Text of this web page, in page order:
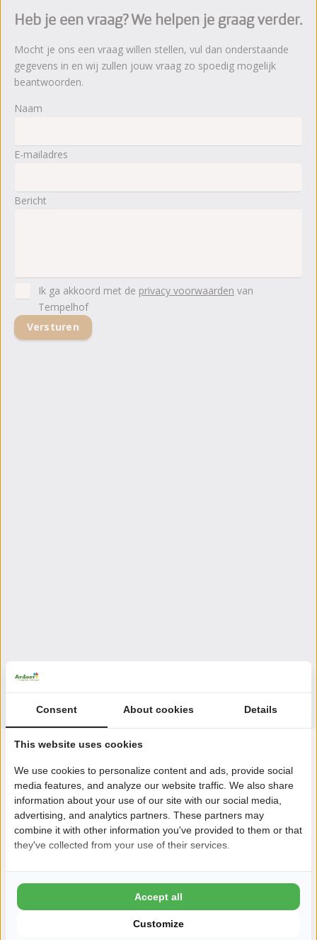
Heb je een vraag? We helpen je graag verder.
Mocht je ons een vraag willen stellen, vul dan onderstaande
gegevens in en wij zullen jouw vraag zo spoedig mogelijk
beantwoorden.
Naam
E-mailadres
Bericht
Ik ga akkoord met de privacy voorwaarden van
Tempelhof
Westerweg 2
Consent About cookies Details
This website uses cookies
We use cookies to personalize content and ads, provide social
media features, and analyze our website traffic. We also share
information about your use of our site with our social media,
advertising, and analytics partners. These partners may
combine it with other information you've provided to them or that
they've collected from your use of their services.
Customize
Accept all